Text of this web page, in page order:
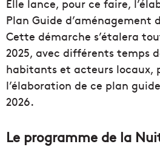
Elle lance, pour ce faire,
Plan Guide d’aménagement
Cette démarche s’étalera
2025, avec différents temps
habitants et acteurs locaux,
l’élaboration de ce plan
2026.
Le programme de la